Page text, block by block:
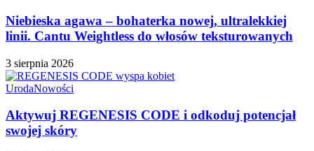
Niebieska agawa – bohaterka nowej, ultralekkiej
linii. Cantu Weightless do włosów teksturowanych
3 sierpnia 2026
UrodaNowości
Aktywuj REGENESIS CODE i odkoduj potencjał
swojej skóry